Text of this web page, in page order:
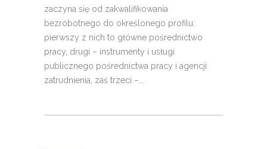
zaczyna się od zakwalifikowania
bezrobotnego do określonego profilu:
pierwszy z nich to główne pośrednictwo
pracy, drugi – instrumenty i usługi
publicznego pośrednictwa pracy i agencji
zatrudnienia, zaś trzeci –...